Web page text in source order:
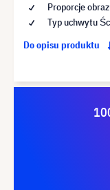
Proporcje
Typ uchwytu
Do opisu produktu